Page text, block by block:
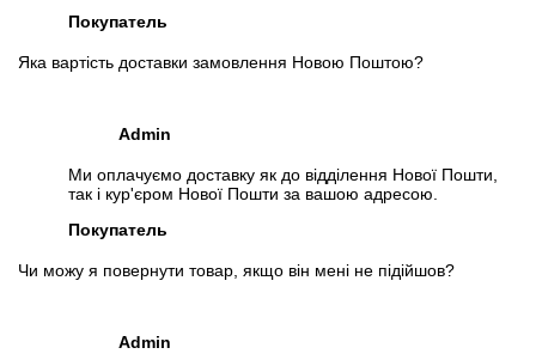
Покупатель
Яка вартість доставки замовлення Новою Поштою?
Admin
Ми оплачуємо доставку як до відділення Нової Пошти,
так і кур'єром Нової Пошти за вашою адресою.
Покупатель
Чи можу я повернути товар, якщо він мені не підійшов?
Admin